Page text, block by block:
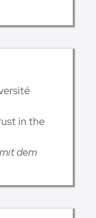
in the
dem